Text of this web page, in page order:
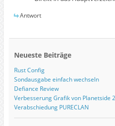
Antwort
Neueste Beiträge
Rust Config
Sondausgabe einfach wechseln
Defiance Review
Verbesserung Grafik von Planetside 2
Verabschiedung PURECLAN